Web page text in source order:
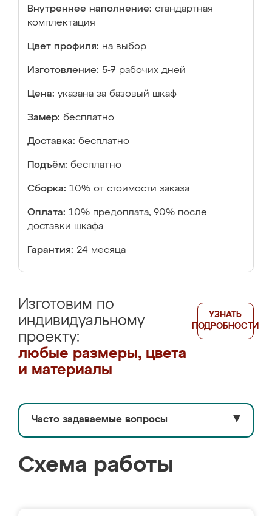
Внутреннее наполнение: стандартная
комплектация
Цвет профиля: на выбор
Изготовление: 5-7 рабочих дней
Цена: указана за базовый шкаф
Замер: бесплатно
Доставка: бесплатно
Подъём: бесплатно
Сборка: 10% от стоимости заказа
Оплата: 10% предоплата, 90% после
доставки шкафа
Гарантия: 24 месяца
Изготовим по
индивидуальному
проекту:
любые размеры, цвета
и материалы
УЗНАТЬ
ПОДРОБНОСТИ
Часто задаваемые вопросы ▼
Схема работы